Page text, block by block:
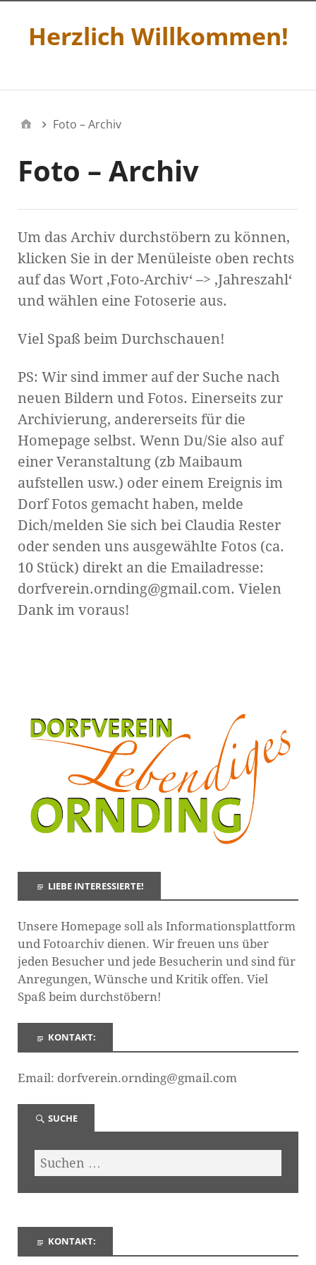
Herzlich Willkommen!
Foto – Archiv
Foto – Archiv
Um das Archiv durchstöbern zu können,
klicken Sie in der Menüleiste oben rechts
auf das Wort ‚Foto-Archiv‘ –> ‚Jahreszahl‘
und wählen eine Fotoserie aus.
Viel Spaß beim Durchschauen!
PS: Wir sind immer auf der Suche nach
neuen Bildern und Fotos. Einerseits zur
Archivierung, andererseits für die
Homepage selbst. Wenn Du/Sie also auf
einer Veranstaltung (zb Maibaum
aufstellen usw.) oder einem Ereignis im
Dorf Fotos gemacht haben, melde
Dich/melden Sie sich bei Claudia Rester
oder senden uns ausgewählte Fotos (ca.
10 Stück) direkt an die Emailadresse:
dorfverein.ornding@gmail.com. Vielen
Dank im voraus!
LIEBE INTERESSIERTE!
Unsere Homepage soll als Informationsplattform
und Fotoarchiv dienen. Wir freuen uns über
jeden Besucher und jede Besucherin und sind für
Anregungen, Wünsche und Kritik offen. Viel
Spaß beim durchstöbern!
KONTAKT:
Email: dorfverein.ornding@gmail.com
SUCHE
KONTAKT: